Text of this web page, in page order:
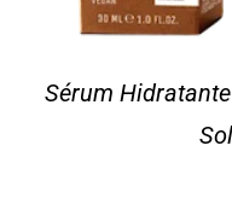
Sérum